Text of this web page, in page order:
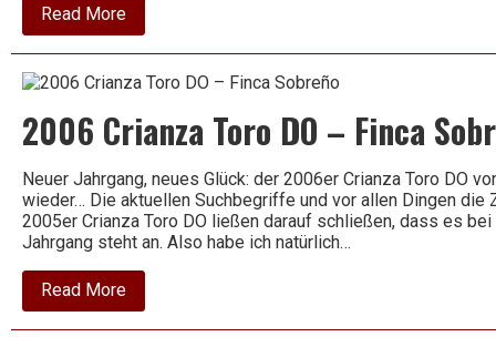
Read Moreabout
2009
Rosé
St.
2006 Crianza Toro DO – Finca
Neuer Jahrgang, neues Glück: der 2006er Crianza Toro DO
wieder… Die aktuellen Suchbegriffe und vor allen Dingen
2005er Crianza Toro DO ließen darauf schließen, dass es
Jahrgang steht an. Also habe ich natürlich…
Read Moreabout
2006
Crianza